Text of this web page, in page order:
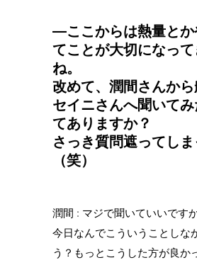
—ここからは熱量とか
てことが大切になっ
ね。
改めて、潤間さんか
セイニさんへ聞いて
てありますか？
さっき質問遮ってし
（笑）
潤間 : マジで聞いていいです
今日なんでこういうことしな
う？もっとこうした方が良か